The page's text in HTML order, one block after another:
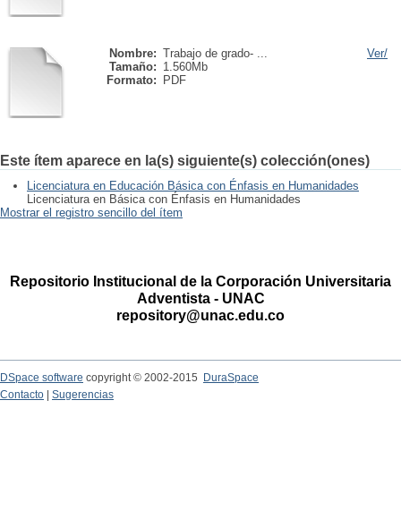
Nombre: Trabajo de grado- ...
Tamaño: 1.560Mb
Formato:
PDF
Ver/
Este ítem aparece en la(s) siguiente(s) colección(ones)
Licenciatura en Educación Básica con Énfasis en Humanidades
Licenciatura en Básica con Énfasis en Humanidades
Mostrar el registro sencillo del ítem
Repositorio Institucional de la Corporación Universitaria
Adventista - UNAC
repository@unac.edu.co
DSpace software copyright © 2002-2015
DuraSpace
Contacto
Sugerencias